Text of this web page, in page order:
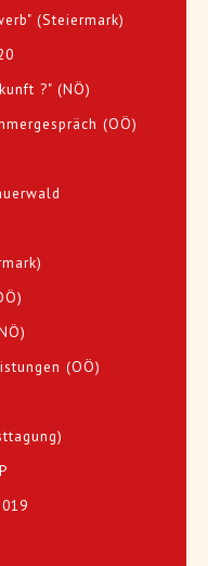
(Steiermark)
?" (NÖ)
(OÖ)
(OÖ)